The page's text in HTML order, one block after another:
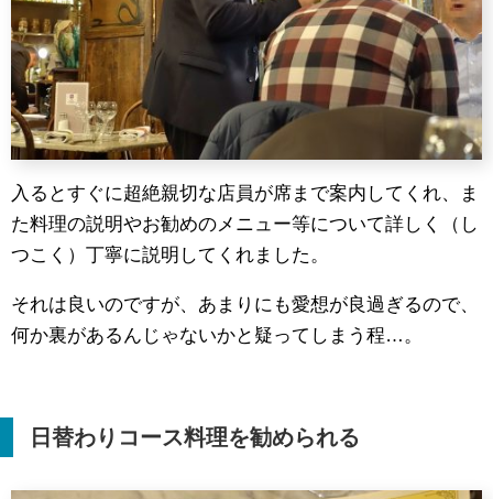
入るとすぐに超絶親切な店員が席まで案内してくれ、ま
た料理の説明やお勧めのメニュー等について詳しく（し
つこく）丁寧に説明してくれました。
それは良いのですが、あまりにも愛想が良過ぎるので、
何か裏があるんじゃないかと疑ってしまう程…。
日替わりコース料理を勧められる